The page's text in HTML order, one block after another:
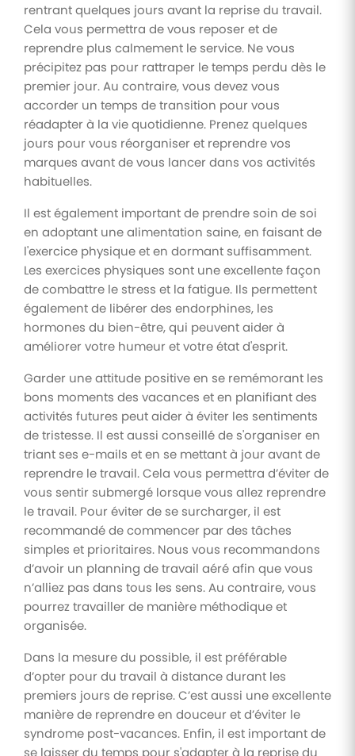
rentrant quelques jours avant la reprise du travail.
Cela vous permettra de vous reposer et de
reprendre plus calmement le service. Ne vous
précipitez pas pour rattraper le temps perdu dès le
premier jour. Au contraire, vous devez vous
accorder un temps de transition pour vous
réadapter à la vie quotidienne. Prenez quelques
jours pour vous réorganiser et reprendre vos
marques avant de vous lancer dans vos activités
habituelles.
Il est également important de prendre soin de soi
en adoptant une alimentation saine, en faisant de
l'exercice physique et en dormant suffisamment.
Les exercices physiques sont une excellente façon
de combattre le stress et la fatigue. Ils permettent
également de libérer des endorphines, les
hormones du bien-être, qui peuvent aider à
améliorer votre humeur et votre état d'esprit.
Garder une attitude positive en se remémorant les
bons moments des vacances et en planifiant des
activités futures peut aider à éviter les sentiments
de tristesse. Il est aussi conseillé de s'organiser en
triant ses e-mails et en se mettant à jour avant de
reprendre le travail. Cela vous permettra d’éviter de
vous sentir submergé lorsque vous allez reprendre
le travail. Pour éviter de se surcharger, il est
recommandé de commencer par des tâches
simples et prioritaires. Nous vous recommandons
d’avoir un planning de travail aéré afin que vous
n’alliez pas dans tous les sens. Au contraire, vous
pourrez travailler de manière méthodique et
organisée.
Dans la mesure du possible, il est préférable
d’opter pour du travail à distance durant les
premiers jours de reprise. C’est aussi une excellente
manière de reprendre en douceur et d’éviter le
syndrome post-vacances. Enfin, il est important de
se laisser du temps pour s'adapter à la reprise du